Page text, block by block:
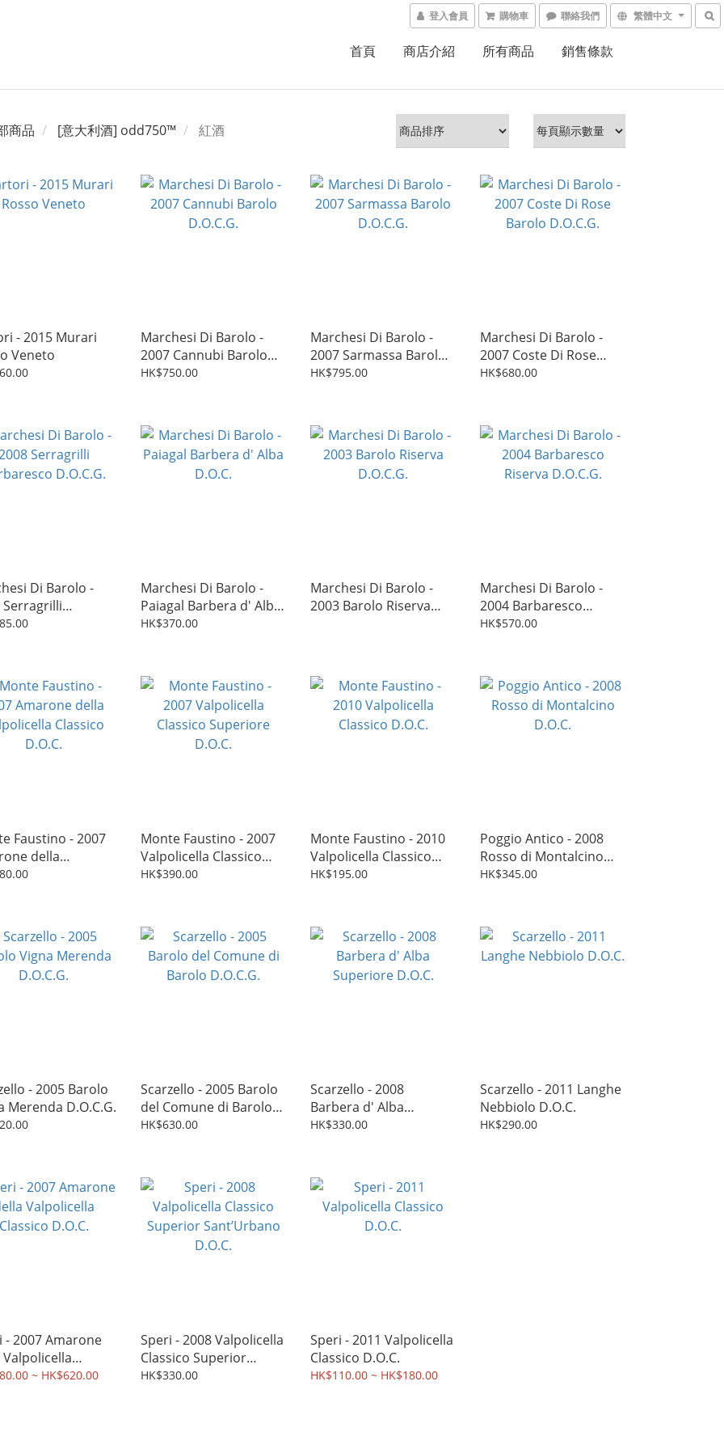
登入會員 購物車 聯絡我們 繁體中文
首頁 商店介紹 所有商品 銷售條款
商品 [意大利酒] odd750™ 紅酒
- 2015 Murari
Veneto
Marchesi Di Barolo -
2007 Cannubi Barolo
D.O.C.G.
HK$750.00
Marchesi Di Barolo -
2007 Sarmassa Barolo
D.O.C.G.
HK$795.00
Marchesi Di Barolo -
2007 Coste Di Rose
Barolo D.O.C.G.
HK$680.00
Di Barolo -
Serragrilli
D.O.C.G.
Marchesi Di Barolo -
Paiagal Barbera d' Alba
D.O.C.
HK$370.00
Marchesi Di Barolo -
2003 Barolo Riserva
Marchesi Di Barolo -
2004 Barbaresco
Riserva D.O.C.G.
HK$570.00
Faustino - 2007
della
Classico
Monte Faustino - 2007
Valpolicella Classico
Superiore D.O.C.
HK$390.00
Monte Faustino - 2010
Valpolicella Classico
D.O.C.
HK$195.00
Poggio Antico - 2008
Rosso di Montalcino
D.O.C.
HK$345.00
- 2005 Barolo
Merenda D.O.C.G.
Scarzello - 2005 Barolo
del Comune di Barolo
D.O.C.G.
HK$630.00
Scarzello - 2008
Barbera d' Alba
Superiore D.O.C.
HK$330.00
Scarzello - 2011 Langhe
Nebbiolo D.O.C.
HK$290.00
- 2007 Amarone
Valpolicella
D.O.C.
~ HK$620.00
Speri - 2008 Valpolicella
Classico Superior
Sant’Urbano D.O.C.
HK$330.00
Speri - 2011 Valpolicella
Classico D.O.C.
HK$110.00 ~ HK$180.00